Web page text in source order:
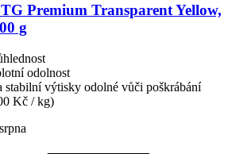
Premium Transparent Yellow,
g
odolnost
stabilní výtisky odolné vůči poškrábání
Kč / kg)